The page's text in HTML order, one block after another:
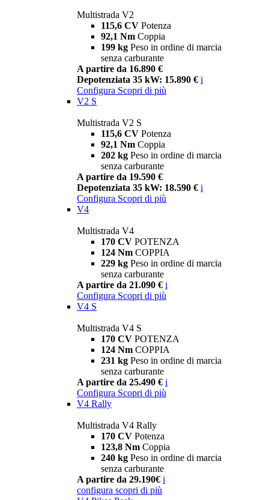
Multistrada V2
115,6 CV Potenza
92,1 Nm Coppia
199 kg Peso in ordine di marcia
senza carburante
A partire da 16.890 €
Depotenziata 35 kW: 15.890 € i
Configura Scopri di più
V2 S
Multistrada V2 S
115,6 CV Potenza
92,1 Nm Coppia
202 kg Peso in ordine di marcia
senza carburante
A partire da 19.590 €
Depotenziata 35 kW: 18.590 € i
Configura Scopri di più
V4
Multistrada V4
170 CV POTENZA
124 Nm COPPIA
229 kg Peso in ordine di marcia
senza carburante
A partire da 21.090 € i
Configura Scopri di più
V4 S
Multistrada V4 S
170 CV POTENZA
124 Nm COPPIA
231 kg Peso in ordine di marcia
senza carburante
A partire da 25.490 € i
Configura Scopri di più
V4 Rally
Multistrada V4 Rally
170 CV Potenza
123,8 Nm Coppia
240 kg Peso in ordine di marcia
senza carburante
A partire da 29.190€ i
configura scopri di più